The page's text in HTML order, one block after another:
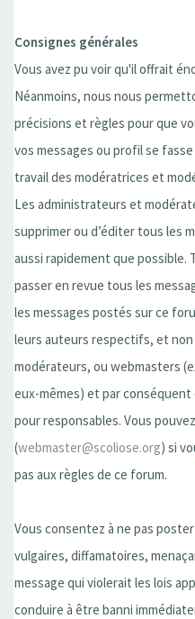
Consignes générales
Vous avez pu voir qu'il offrait
Néanmoins, nous nous
précisions et règles pour que
vos messages ou profil se
travail des modératrices et
Les administrateurs et
supprimer ou d’éditer tous les
aussi rapidement que possible.
passer en revue tous les
les messages postés sur ce
leurs auteurs respectifs, et
modérateurs, ou webmasters
eux-mêmes) et par
pour responsables. Vous
(webmaster@scoliose.org) si
pas aux règles de ce forum.
Vous consentez à ne pas
vulgaires, diffamatoires,
message qui violerait les lois
conduire à être banni